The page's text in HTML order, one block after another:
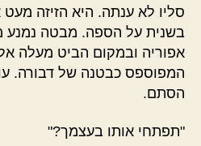
סליו לא ענתה. היא הזיזה
בשנית על הספה. מבטה נמנע
אפוריה ובמקום הביט מעלה
המפוספס כבטנה של דבורה.
הסתם.
"תפתחי אותו בעצמך?"